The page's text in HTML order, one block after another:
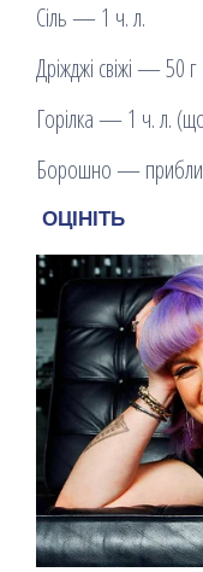
Сіль — 1 ч. л.
Дріжджі свіжі — 50 г
Горілка — 1 ч. л.
Борошно —